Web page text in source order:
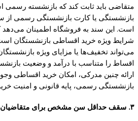
متقاضی باید ثابت کند که بازنشسته رسمی
بازنشستگی یا کارت بازنشستگی رسمی از
است. این سند به فروشگاه اطمینان
شرایط ویژه خرید اقساطی بازنشستگان
می‌تواند تخفیف‌ها یا مزایای ویژه
اقساط را متناسب با درآمد و وضعیت
ارائه چنین مدرکی، امکان خرید اقساطی
بازنشستگی رسمی، پایه قانونی و امنیت
۳. سقف حداقل سن مشخص برای متقاضیان بازنشسته